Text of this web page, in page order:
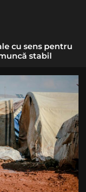
cu sens pentru
stabil